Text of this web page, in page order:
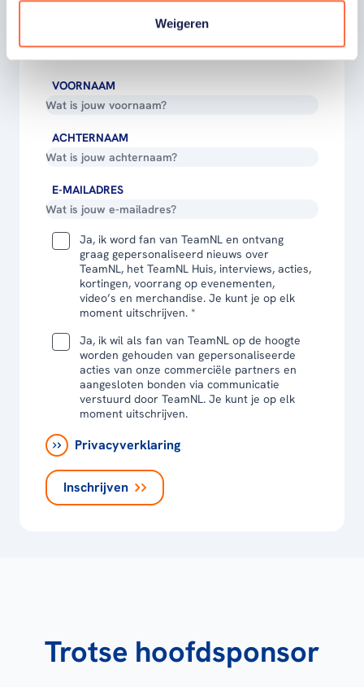
Weigeren
voor onze nieuwsbrief.
VOORNAAM
ACHTERNAAM
E-MAILADRES
Ja, ik word fan van TeamNL en ontvang
graag gepersonaliseerd nieuws over
TeamNL, het TeamNL Huis, interviews, acties,
kortingen, voorrang op evenementen,
video’s en merchandise. Je kunt je op elk
moment uitschrijven. *
Ja, ik wil als fan van TeamNL op de hoogte
worden gehouden van gepersonaliseerde
acties van onze commerciële partners en
aangesloten bonden via communicatie
verstuurd door TeamNL. Je kunt je op elk
moment uitschrijven.
Privacyverklaring
Inschrijven
Trotse hoofdsponsor